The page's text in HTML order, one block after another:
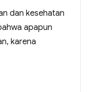
dan kesehatan
apapun
karena